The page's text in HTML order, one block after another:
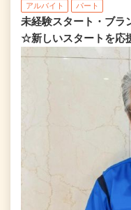
アルバイト パート
未経験スタート・ブラ
☆新しいスタートを応